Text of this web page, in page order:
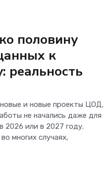
половину
к
реальность
и новые проекты ЦОД,
не начались даже для
2026 или в 2027 году.
многих случаях,